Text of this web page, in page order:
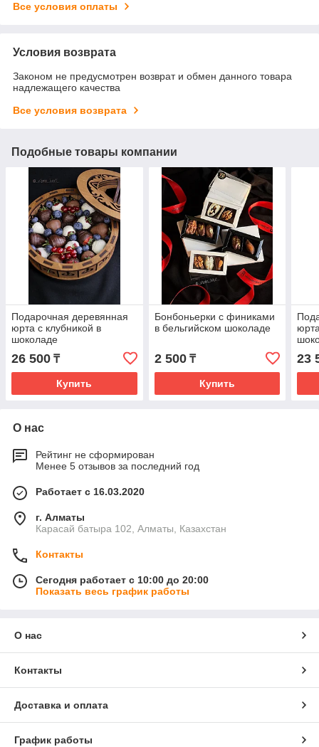
Все условия оплаты
Условия возврата
Законом не предусмотрен возврат и обмен данного товара
надлежащего качества
Все условия возврата
Подобные товары компании
Подарочная деревянная
юрта с клубникой в
шоколаде
26 500 ₸
Купить
Бонбоньерки с финиками
в бельгийском шоколаде
2 500₸
Купить
23
О нас
Рейтинг не сформирован
Менее 5 отзывов за последний год
Работает с 16.03.2020
г. Алматы
Карасай батыра 102, Алматы, Казахстан
Контакты
Сегодня работает с 10:00 до 20:00
Показать весь график работы
О нас
Контакты
Доставка и оплата
График работы